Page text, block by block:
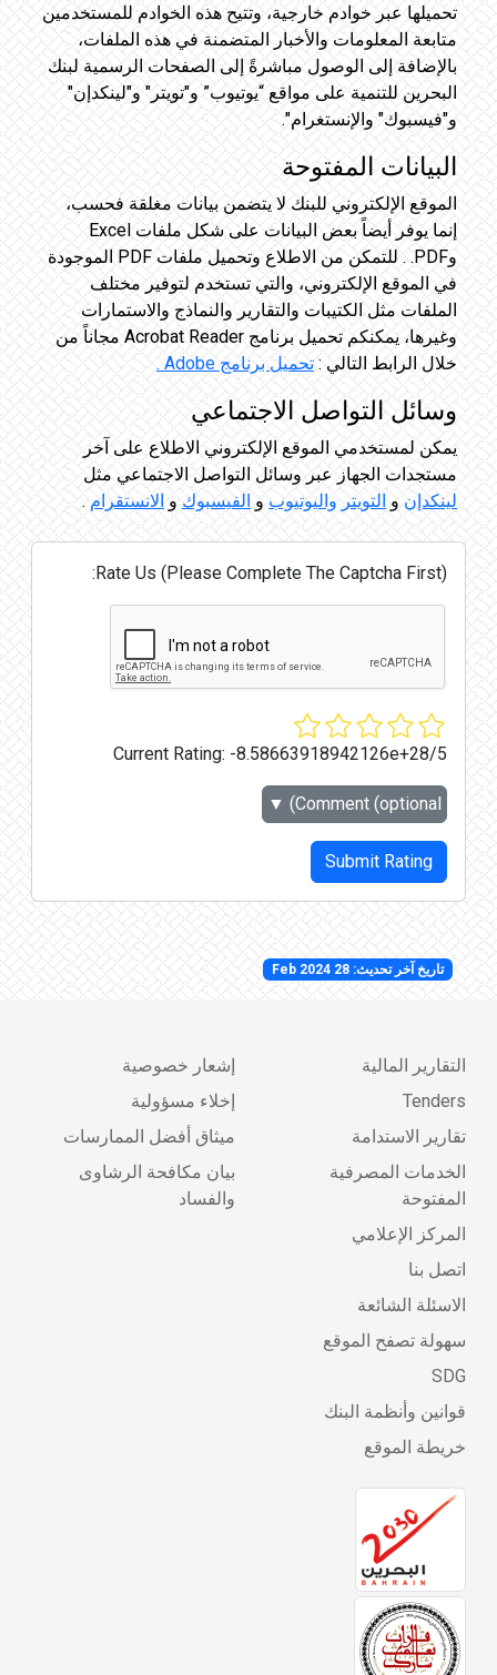
تحميلها عبر خوادم خارجية، وتتيح هذه الخوادم للمستخدمين
متابعة المعلومات والأخبار المتضمنة في هذه الملفات،
بالإضافة إلى الوصول مباشرةً إلى الصفحات الرسمية لبنك
البحرين للتنمية على مواقع “يوتيوب” و"تويتر" و"لينكدإن"
و"فيسبوك" والإنستغرام".
البيانات المفتوحة
الموقع الإلكتروني للبنك لا يتضمن بيانات مغلقة فحسب،
إنما يوفر أيضاً بعض البيانات على شكل ملفات Excel
وPDF. . للتمكن من الاطلاع وتحميل ملفات PDF الموجودة
في الموقع الإلكتروني، والتي تستخدم لتوفير مختلف
الملفات مثل الكتيبات والتقارير والنماذج والاستمارات
وغيرها، يمكنكم تحميل برنامج Acrobat Reader مجاناً من
خلال الرابط التالي : تحميل برنامج Adobe .
وسائل التواصل الاجتماعي
يمكن لمستخدمي الموقع الإلكتروني الاطلاع على آخر
مستجدات الجهاز عبر وسائل التواصل الاجتماعي مثل
لينكدإن و التويتر واليوتيوب و الفيسبوك و الانستقرام .
Rate Us (Please Complete The Captcha First):
Current Rating: -8.58663918942126e+28/5
Comment (optional)
▼
Submit Rating
تاريخ آخر تحديث: 28 Feb 2024
التقارير المالية
Tenders
تقارير الاستدامة
الخدمات المصرفية
المفتوحة
المركز الإعلامي
اتصل بنا
الاسئلة الشائعة
سهولة تصفح الموقع
SDG
قوانين وأنظمة البنك
خريطة الموقع
إشعار خصوصية
إخلاء مسؤولية
ميثاق أفضل الممارسات
بيان مكافحة الرشاوى
والفساد